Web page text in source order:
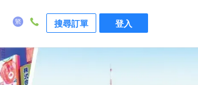
搜尋訂單 登入